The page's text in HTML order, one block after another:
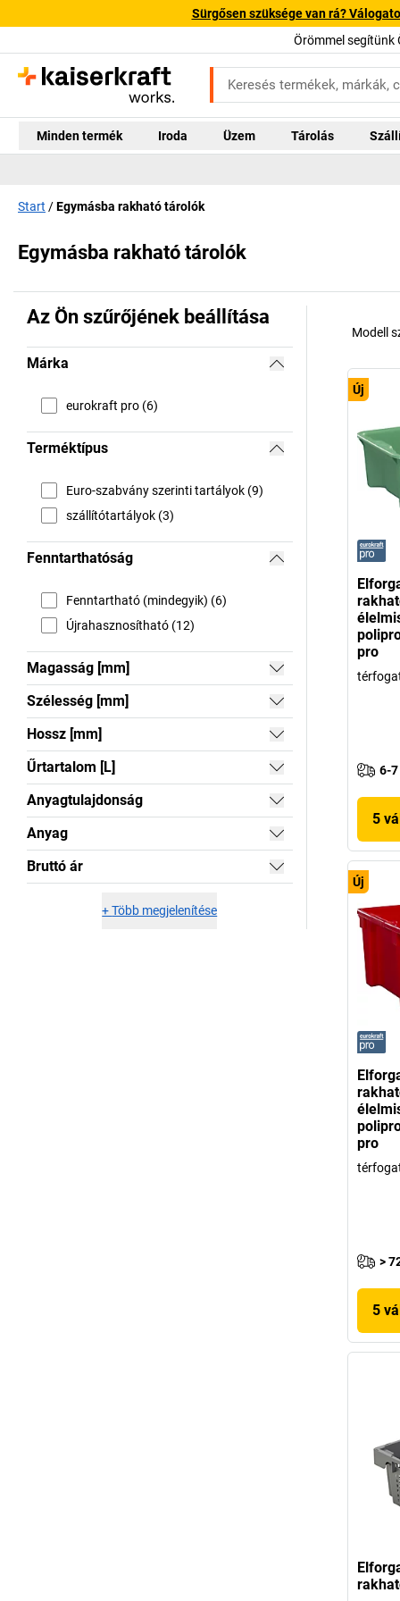
Sürgősen szüksége van rá?
Örömmel segítünk
Minden termék Iroda Üzem Tárolás
Start Egymásba rakható tárolók
Egymásba rakható tárolók
Az Ön szűrőjének beállítása
Márka
eurokraft pro (6)
Terméktípus
Euro-szabvány szerinti tartályok (9)
szállítótartályok (3)
Fenntarthatóság
Fenntartható (mindegyik) (6)
Újrahasznosítható (12)
Magasság [mm]
Szélesség [mm]
Hossz [mm]
Űrtartalom [L]
Anyagtulajdonság
Anyag
Bruttó ár
+Több megjelenítése
Modell
Új
pro
6-
5
Új
pro
>
5